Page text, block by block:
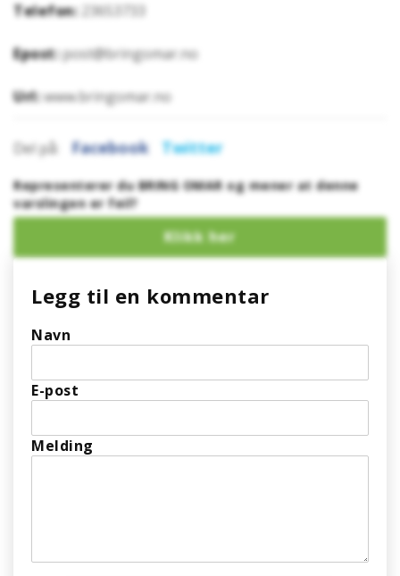
Telefon: 23653733
Epost:post@bringomar.no
Url:www.bringomar.no
Del på: Facebook Twitter
Representerer du BRING OMAR og mener at denne
varslingen er feil?
Legg til en kommentar
Navn
E-post
Melding